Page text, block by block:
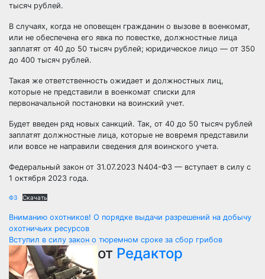
тысяч рублей.
В случаях, когда не оповещен гражданин о вызове в военкомат,
или не обеспечена его явка по повестке, должностные лица
заплатят от 40 до 50 тысяч рублей; юридическое лицо — от 350
до 400 тысяч рублей.
Такая же ответственность ожидает и должностных лиц,
которые не представили в военкомат списки для
первоначальной постановки на воинский учет.
Будет введен ряд новых санкций. Так, от 40 до 50 тысяч рублей
заплатят должностные лица, которые не вовремя представили
или вовсе не направили сведения для воинского учета.
Федеральный закон от 31.07.2023 N404-ФЗ — вступает в силу с
1 октября 2023 года.
ФЗ Скачать
Навигация
по
записям
Вниманию охотников! О порядке выдачи разрешений на добычу
охотничьих ресурсов
Вступил в силу закон о тюремном сроке за сбор грибов
от Редактор